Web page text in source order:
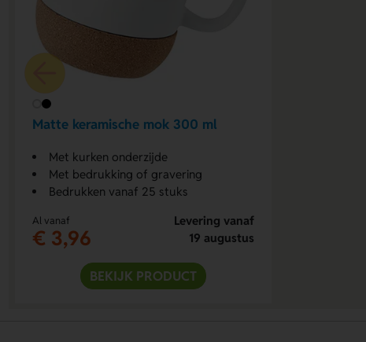
Matte keramische mok 300 ml
Met kurken onderzijde
Met bedrukking of gravering
Bedrukken vanaf 25 stuks
Al vanaf
€ 3,96
Levering vanaf
19 augustus
BEKIJK PRODUCT